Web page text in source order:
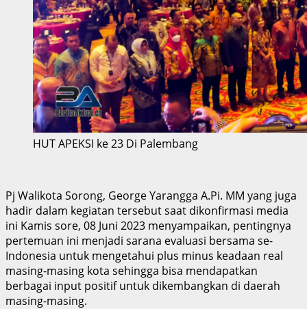
HUT APEKSI ke 23 Di Palembang
Pj Walikota Sorong, George Yarangga A.Pi. MM yang juga
hadir dalam kegiatan tersebut saat dikonfirmasi media
ini Kamis sore, 08 Juni 2023 menyampaikan, pentingnya
pertemuan ini menjadi sarana evaluasi bersama se-
Indonesia untuk mengetahui plus minus keadaan real
masing-masing kota sehingga bisa mendapatkan
berbagai input positif untuk dikembangkan di daerah
masing-masing.